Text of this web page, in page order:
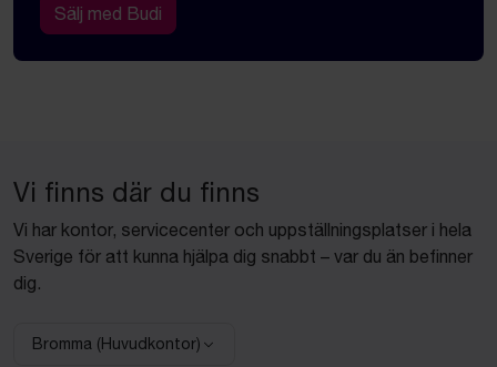
Sälj med Budi
Vi finns där du finns
Vi har kontor, servicecenter och uppställningsplatser i hela
Sverige för att kunna hjälpa dig snabbt – var du än befinner
dig.
Välj anläggning:
Bromma (Huvudkontor)